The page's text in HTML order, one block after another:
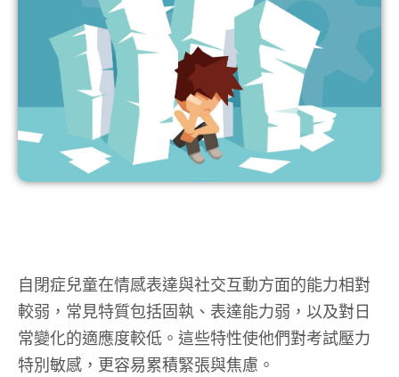
自閉症兒童在情感表達與社交互動方面的能力相對
較弱，常見特質包括固執、表達能力弱，以及對日
常變化的適應度較低。這些特性使他們對考試壓力
特別敏感，更容易累積緊張與焦慮。